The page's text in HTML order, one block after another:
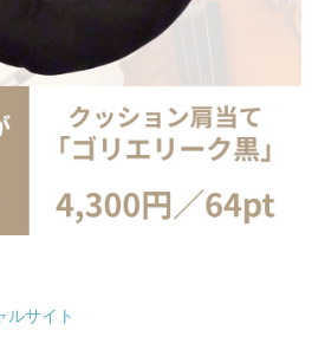
ャルサイト